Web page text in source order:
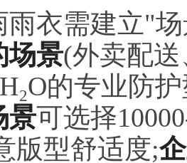
雨衣需建立"
场景(外卖配
的专业防
景可选择
版型舒适度;